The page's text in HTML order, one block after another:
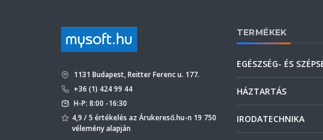
1131 Budapest, Reitter Ferenc u. 177.
+36 (1) 424 99 44
H-P: 8:00 -16:30
4,9 / 5 értékelés az Árukereső.hu-n 19 750
vélemény alapján
TERMÉKEK
EGÉSZSÉG- ÉS
HÁZTARTÁS
IRODATECHNIKA